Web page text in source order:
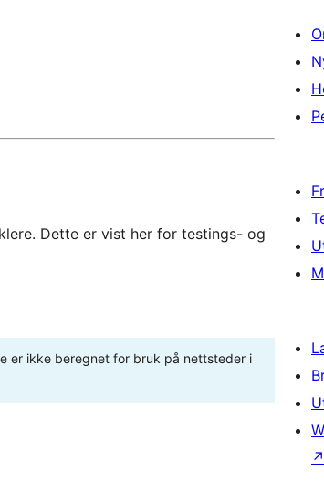
Dette er vist her for testings- og
er ikke beregnet for bruk på nettsteder i
↗